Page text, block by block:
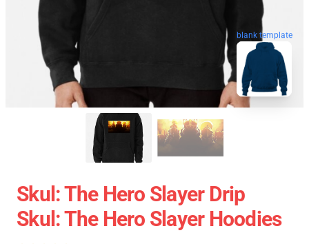
blank template
Skul: The Hero Slayer Drip
Skul: The Hero Slayer Hoodies